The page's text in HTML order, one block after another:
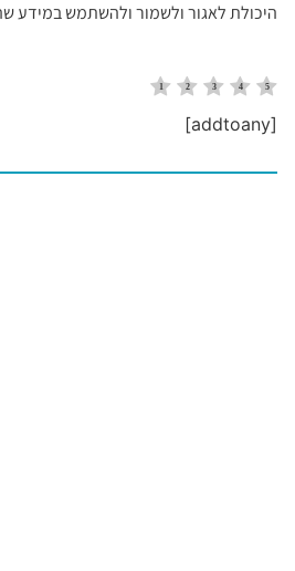
היכולת לאגור ולשמור ולהשתמש במידע
[addtoany]